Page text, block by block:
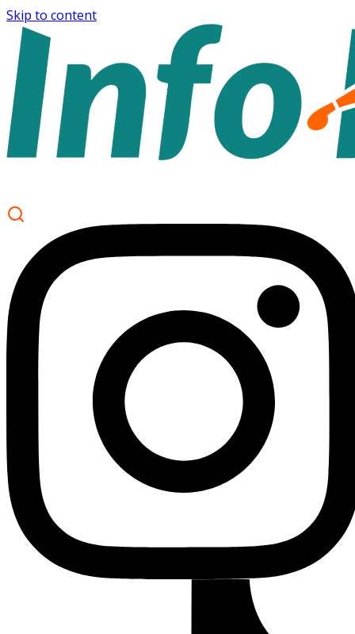
Skip to content